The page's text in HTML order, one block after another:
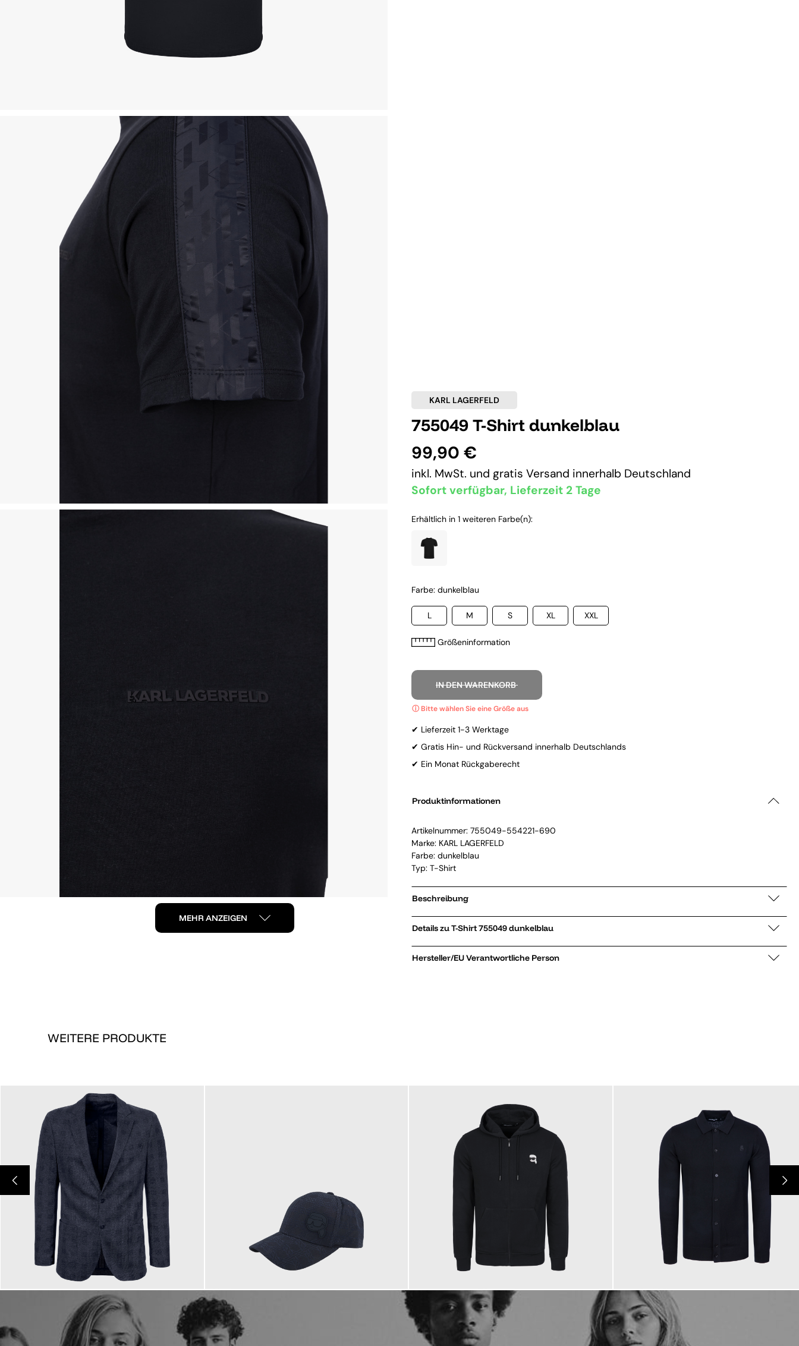
MEHR ANZEIGEN
KARL LAGERFELD
755049 T-Shirt dunkelblau
99,90 €
inkl. MwSt. und gratis Versand innerhalb Deutschland
Sofort verfügbar, Lieferzeit 2 Tage
Erhältlich in 1 weiteren Farbe(n):
Farbe: dunkelblau
L M S XL XXL
Größeninformation
IN DEN WARENKORB
✔ Lieferzeit 1-3 Werktage
✔ Gratis Hin- und Rückversand innerhalb Deutschlands
✔ Ein Monat Rückgaberecht
Produktinformationen
Artikelnummer: 755049-554221-690
Marke: KARL LAGERFELD
Farbe: dunkelblau
Typ: T-Shirt
Beschreibung
Details zu T-Shirt 755049 dunkelblau
Hersteller/EU Verantwortliche Person
WEITERE PRODUKTE
199,00 €